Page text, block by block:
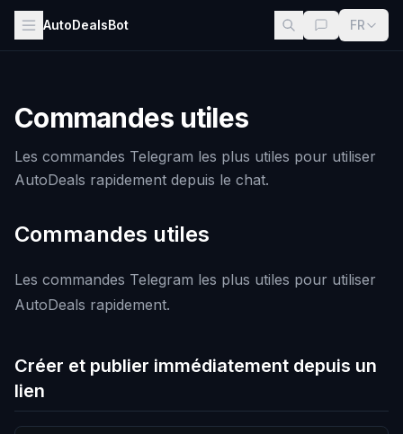
AutoDealsBot FR
Commandes utiles
Les commandes Telegram les plus utiles pour utiliser
AutoDeals rapidement depuis le chat.
Commandes utiles
Les commandes Telegram les plus utiles pour utiliser
AutoDeals rapidement.
Créer et publier immédiatement depuis un
lien